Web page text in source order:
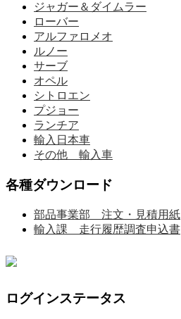
ジャガー＆ダイムラー
ローバー
アルファロメオ
ルノー
サーブ
オペル
シトロエン
プジョー
ランチア
輸入日本車
その他 輸入車
各種ダウンロード
部品事業部 注文・見積用紙
輸入課 走行履歴調査申込書
ログインステータス